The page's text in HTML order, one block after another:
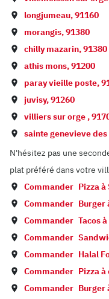
longjumeau,91160
morangis,91380
chilly mazarin,91380
athis mons,91200
paray vieille poste,
juvisy,91260
villiers sur orge ,
sainte genevieve
N'hésitez pas une
plat préféré dans votre
Commander Pizza à
Commander Burger
Commander Tacos à
Commander
Commander Halal
Commander Pizza à
Commander Burger